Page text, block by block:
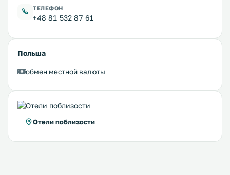
ТЕЛЕФОН
+48 81 532 87 61
Польша
обмен местной валюты
Отели поблизости